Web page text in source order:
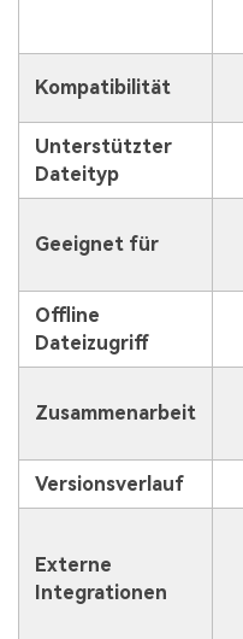
Kompatibilität
Unterstützter
Dateityp
Geeignet für
Offline
Dateizugriff
Zusammenarbeit
Versionsverlauf
Externe
Integrationen